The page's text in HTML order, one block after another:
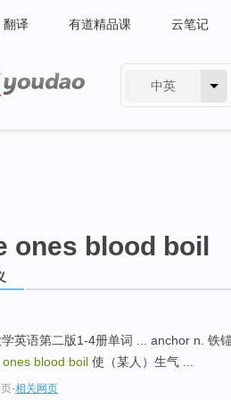
翻译 有道精品课 云笔记
中英
ones blood boil
英语第二版1-4册单词 ... anchor n. 铁
ones blood boil 使（某人）生气 ...
-相关网页